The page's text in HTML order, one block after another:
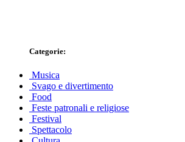
Categorie:
Musica
Svago e divertimento
Food
Feste patronali e religiose
Festival
Spettacolo